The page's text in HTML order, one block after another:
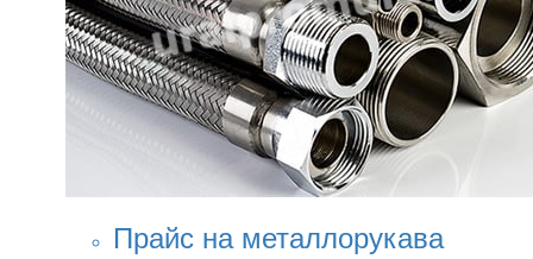
Прайс на металлорукава